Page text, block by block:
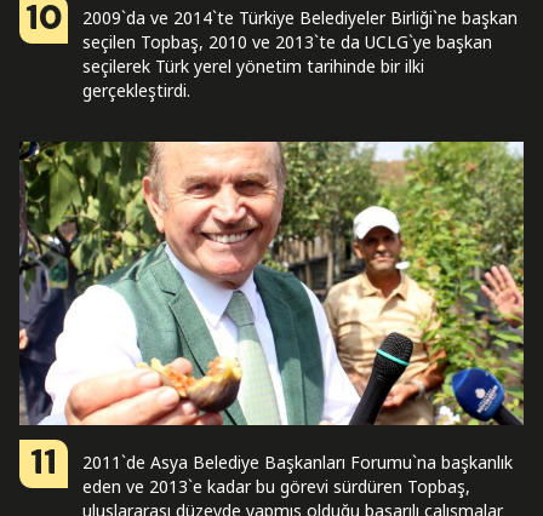
10
2009`da ve 2014`te Türkiye Belediyeler Birliği`ne başkan
seçilen Topbaş, 2010 ve 2013`te da UCLG`ye başkan
seçilerek Türk yerel yönetim tarihinde bir ilki
gerçekleştirdi.
11
2011`de Asya Belediye Başkanları Forumu`na başkanlık
eden ve 2013`e kadar bu görevi sürdüren Topbaş,
uluslararası düzeyde yapmış olduğu başarılı çalışmalar